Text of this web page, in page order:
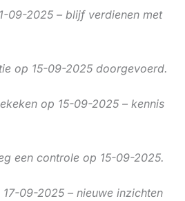
09-2025 – blijf verdienen met
op 15-09-2025 doorgevoerd.
op 15-09-2025 – kennis
een controle op 15-09-2025.
09-2025 – nieuwe inzichten